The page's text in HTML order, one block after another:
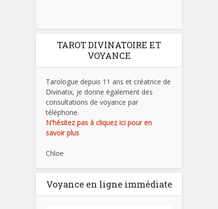
TAROT DIVINATOIRE ET
VOYANCE
Tarologue depuis 11 ans et créatrice de
Divinatix, je donne également des
consultations de voyance par
téléphone.
N'hésitez pas à cliquez ici pour en
savoir plus
Chloe
Voyance en ligne immédiate